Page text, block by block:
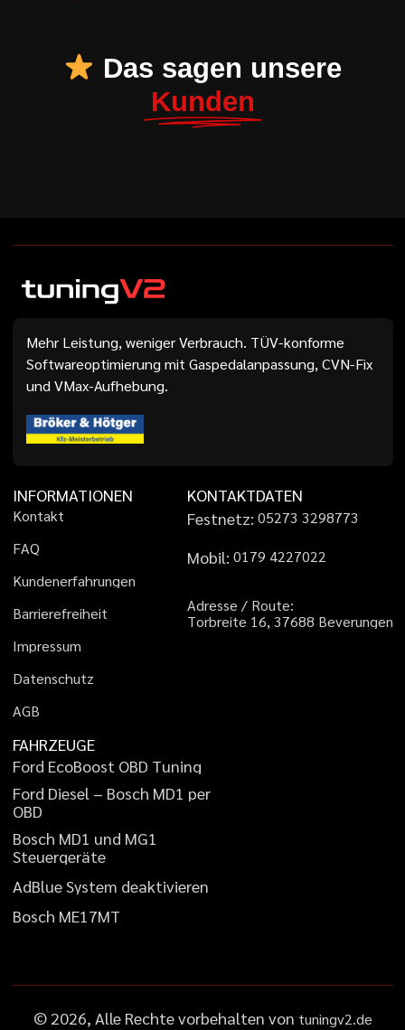
Das sagen unsere
Kunden
Mehr Leistung, weniger Verbrauch. TÜV-konforme
Softwareoptimierung mit Gaspedalanpassung, CVN-Fix
und VMax-Aufhebung.
INFORMATIONEN
Kontakt
FAQ
Kundenerfahrungen
Barrierefreiheit
Impressum
Datenschutz
AGB
KONTAKTDATEN
Festnetz: 05273 3298773
Mobil: 01 79 4227022
Adresse / Route:
Torbreite 16, 37688 Beverungen
FAHRZEUGE
Ford EcoBoost OBD Tuning
Ford Diesel – Bosch MD1 per
OBD
Bosch MD1 und MG1
Steuergeräte
AdBlueSystem deaktivieren
Bosch ME17MT
© 2026, Alle Rechte vorbehalten von tuningv2.de